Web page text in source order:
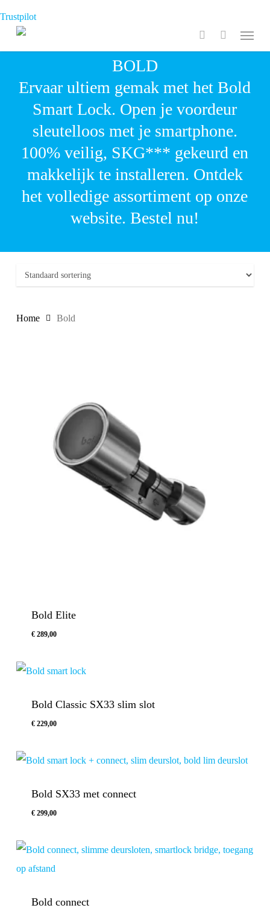
Trustpilot
Menu
BOLD
Ervaar ultiem gemak met het Bold
Smart Lock. Open je voordeur
sleutelloos met je smartphone.
100% veilig, SKG*** gekeurd en
makkelijk te installeren. Ontdek
het volledige assortiment op onze
website. Bestel nu!
Home Bold
Bold Elite
€289,00
Bold Classic SX33 slim slot
€229,00
Bold SX33 met connect
€299,00
Bold connect